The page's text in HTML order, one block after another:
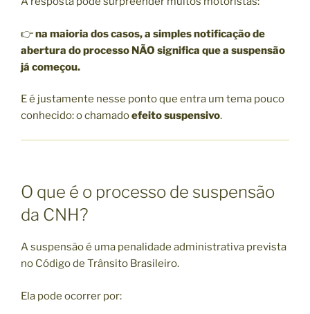
👉na maioria dos casos, a simples notificação de
abertura do processo NÃO significa que a suspensão
já começou.
E é justamente nesse ponto que entra um tema pouco
conhecido: o chamadoefeito suspensivo.
O que é o processo de suspensão
da CNH?
A suspensão é uma penalidade administrativa prevista
no Código de Trânsito Brasileiro.
Ela pode ocorrer por: